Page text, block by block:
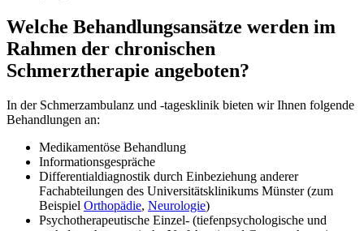
Welche Behandlungsansätze werden im
Rahmen der chronischen
Schmerztherapie angeboten?
In der Schmerzambulanz und -tagesklinik bieten wir Ihnen folgende
Behandlungen an:
Medikamentöse Behandlung
Informationsgespräche
Differentialdiagnostik durch Einbeziehung anderer
Fachabteilungen des Universitätsklinikums Münster (zum
Beispiel Orthopädie, Neurologie)
Psychotherapeutische Einzel- (tiefenpsychologische und